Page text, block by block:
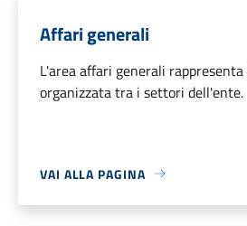
Affari generali
L'area affari generali
organizzata tra i settori dell'ente.
VAI ALLA PAGINA